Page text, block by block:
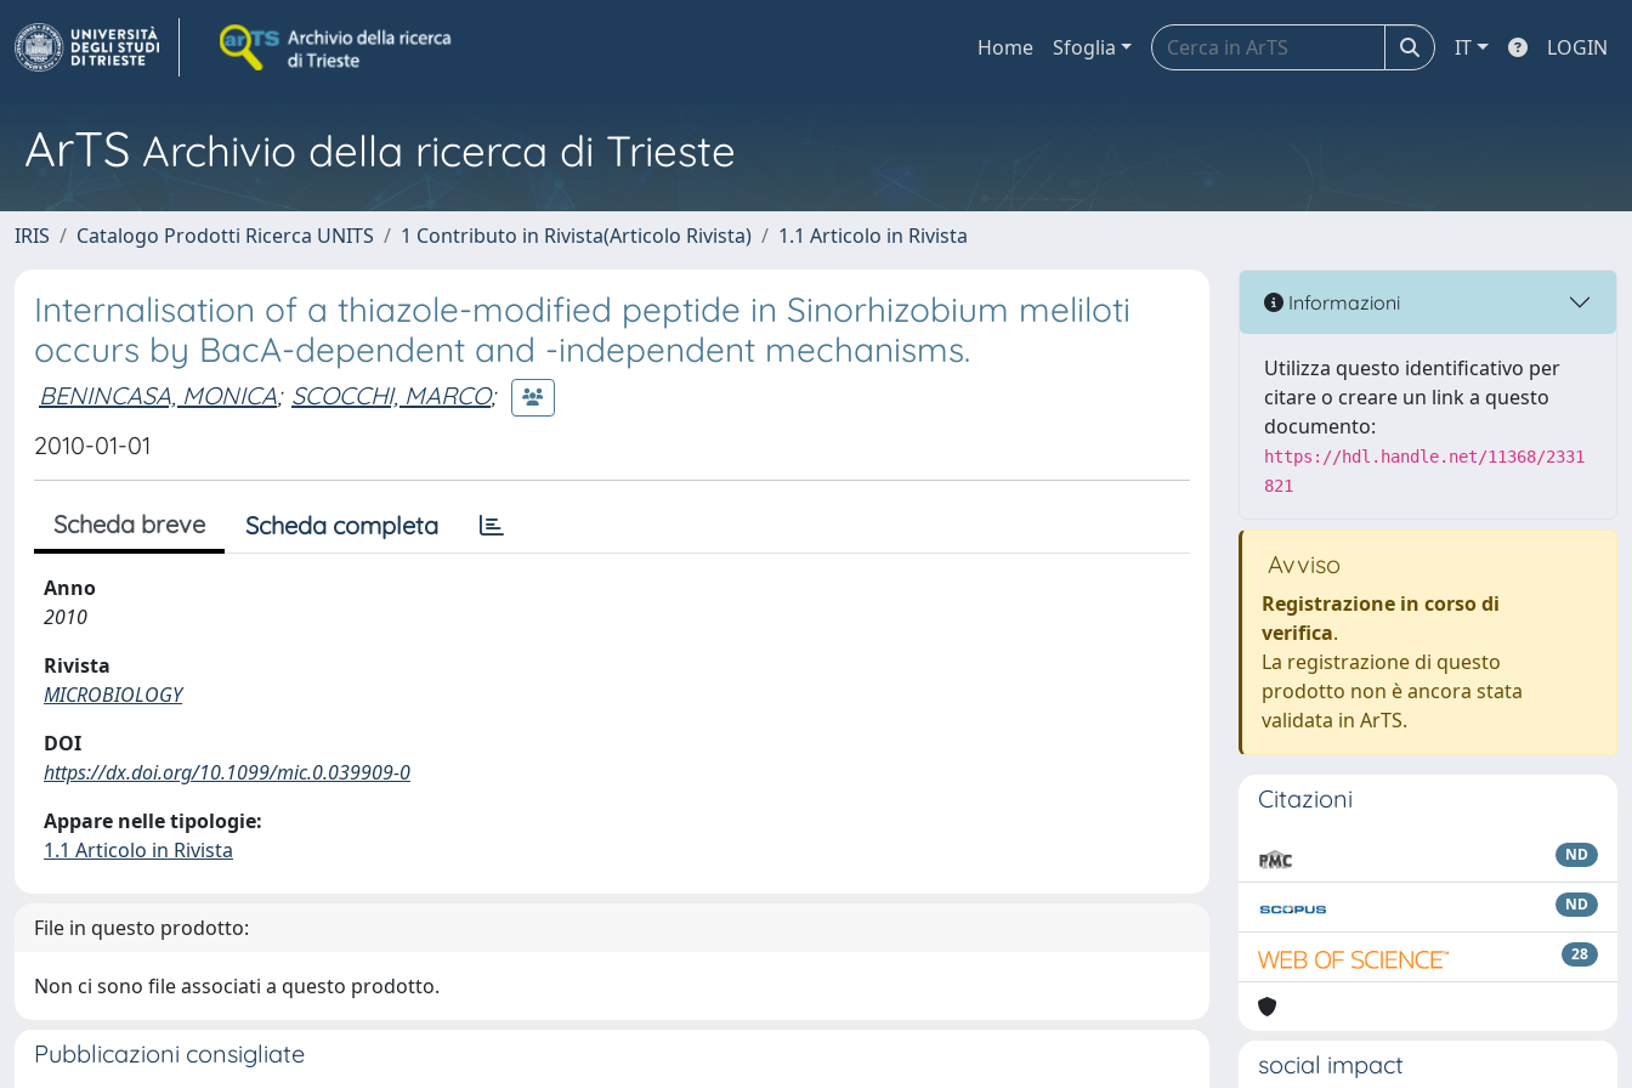
Home Sfoglia IT LOGIN
ArTS Archivio della ricerca di Trieste
IRIS Catalogo Prodotti Ricerca UNITS 1 Contributo in Rivista(Articolo Rivista) 1.1 Articolo in Rivista
Internalisation of a thiazole-modified peptide in Sinorhizobium meliloti
occurs by BacA-dependent and -independent mechanisms.
BENINCASA, MONICA; SCOCCHI, MARCO;
2010-01-01
Scheda breve Scheda completa
Anno
2010
Rivista
MICROBIOLOGY
DOI
https://dx.doi.org/10.1099/mic.0.039909-0
Appare nelle tipologie:
1.1 Articolo in Rivista
File in questo prodotto:
Non ci sono file associati a questo prodotto.
Pubblicazioni consigliate
Informazioni
Utilizza questo identificativo per
citare o creare un link a questo
documento:
https://hdl.handle.net/11368/2331
821
Avviso
Registrazione in corso di
verifica.
La registrazione di questo
prodotto non è ancora stata
validata in ArTS.
Citazioni
ND
ND
28
social impact